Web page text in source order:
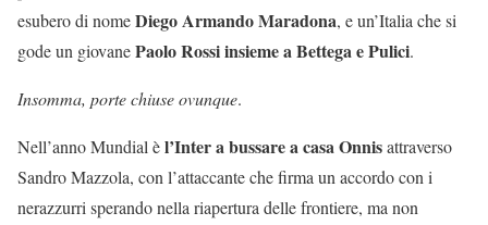
esubero di nomeDiego Armando Maradona, e un’Italia che si
gode un giovanePaolo Rossi insieme a Bettega e Pulici.
Insomma, porte chiuse ovunque.
Nell’anno Mundial èl’Inter a bussare a casa Onnisattraverso
Sandro Mazzola, con l’attaccante che firma un accordo con i
nerazzurri sperando nella riapertura delle frontiere, ma non